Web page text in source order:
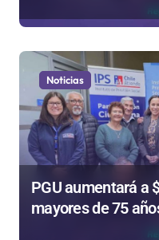
Noticias
PGU aumentará a
mayores de 75
reforma aprobada